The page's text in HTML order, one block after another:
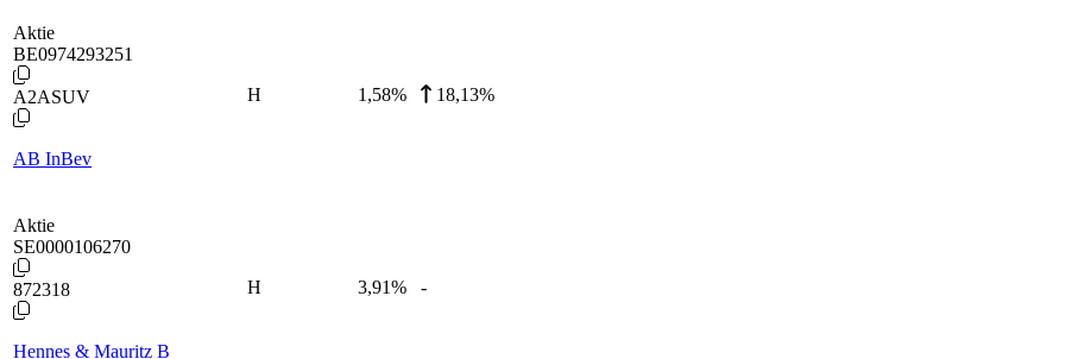
Aktie
BE0974293251
A2ASUV
AB InBev
H 1,58% 18,13%
Aktie
SE0000106270
872318
Hennes & Mauritz B
H 3,91% -